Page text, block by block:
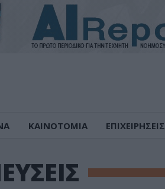
ΚΑΙΝΟΤΟΜΙΑ ΕΠΙΧΕΙΡΗΣΕΙΣ